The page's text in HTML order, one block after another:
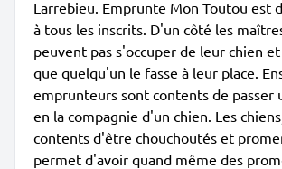
Larrebieu. Emprunte Mon Toutou est
à tous les inscrits. D'un côté les
peuvent pas s'occuper de leur chien
que quelqu'un le fasse à leur place.
emprunteurs sont contents de passer
en la compagnie d'un chien. Les
contents d'être chouchoutés et
permet d'avoir quand même des